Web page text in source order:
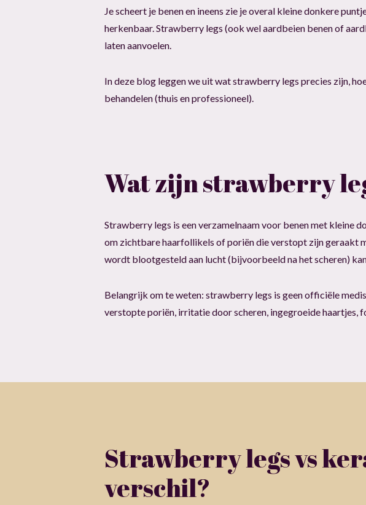
Je scheert je benen en ineens zie je overal kleine donkere
herkenbaar. Strawberry legs (ook wel aardbeien benen of
laten aanvoelen.
In deze blog leggen we uit wat strawberry legs precies zijn,
behandelen (thuis en professioneel).
Wat zijn strawberry
Strawberry legs is een verzamelnaam voor benen met kleine
om zichtbare haarfollikels of poriën die verstopt zijn geraakt
wordt blootgesteld aan lucht (bijvoorbeeld na het scheren)
Belangrijk om te weten: strawberry legs is geen officiële
verstopte poriën, irritatie door scheren, ingegroeide haartjes,
Strawberry legs vs
verschil?